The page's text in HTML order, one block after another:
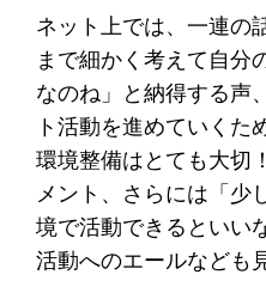
ネット上では、一連の
まで細かく考えて自分
なのね」と納得する声
ト活動を進めていくた
環境整備はとても大切
メント、さらには「少
境で活動できるといい
活動へのエールなども